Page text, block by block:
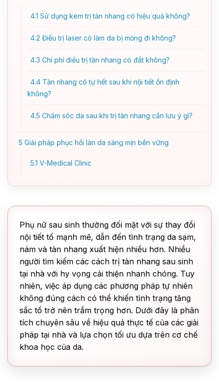
4.1 Sử dụng kem trị tàn nhang có hiệu quả không?
4.2 Điều trị laser có làm da bị mỏng đi không?
4.3 Chi phí điều trị tàn nhang có đắt không?
4.4 Tàn nhang có tự hết sau khi nội tiết ổn định
không?
4.5 Chăm sóc da sau khi trị tàn nhang cần lưu ý gì?
5 Giải pháp phục hồi làn da sáng mịn bền vững
5.1 V-Medical Clinic
Phụ nữ sau sinh thường đối mặt với sự thay đổi
nội tiết tố mạnh mẽ, dẫn đến tình trạng da sạm,
nám và tàn nhang xuất hiện nhiều hơn. Nhiều
người tìm kiếm các cách trị tàn nhang sau sinh
tại nhà với hy vọng cải thiện nhanh chóng. Tuy
nhiên, việc áp dụng các phương pháp tự nhiên
không đúng cách có thể khiến tình trạng tăng
sắc tố trở nên trầm trọng hơn. Dưới đây là phân
tích chuyên sâu về hiệu quả thực tế của các giải
pháp tại nhà và lựa chọn tối ưu dựa trên cơ chế
khoa học của da.